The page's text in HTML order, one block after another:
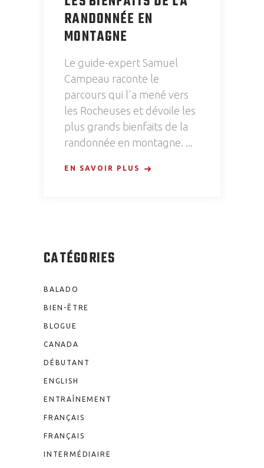
RANDONNÉE EN
MONTAGNE
Le guide-expert Samuel
Campeau raconte le
parcours qui l'a mené vers
les Rocheuses et dévoile les
plus grands bienfaits de la
randonnée en montagne.
EN SAVOIR PLUS
CATÉGORIES
BALADO
BIEN-ÊTRE
BLOGUE
CANADA
DÉBUTANT
ENGLISH
ENTRAÎNEMENT
FRANÇAIS
FRANÇAIS
INTERMÉDIAIRE